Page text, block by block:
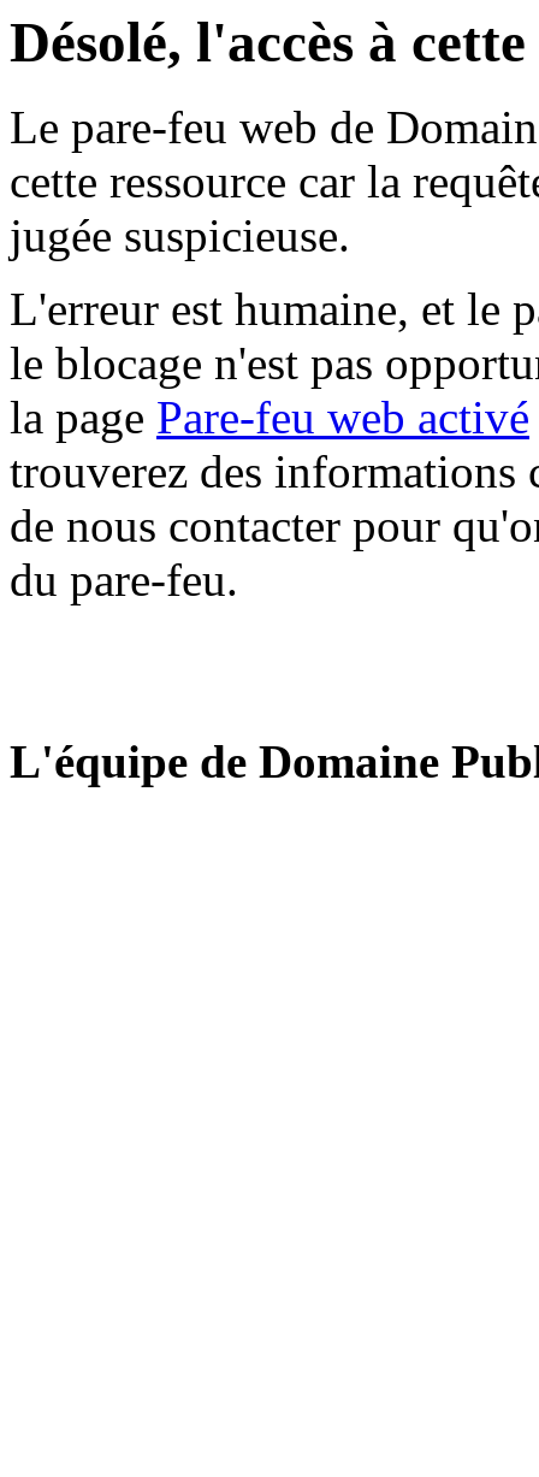
Désolé, l'accès à
Le pare-feu web de
cette ressource car la
jugée suspicieuse.
L'erreur est humaine, et le
le blocage n'est pas
la page Pare-feu web activé
trouverez des informations
de nous contacter pour
du pare-feu.
L'équipe de Domaine